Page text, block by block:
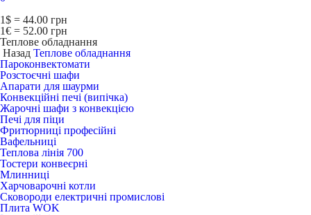
1$ = 44.00 грн
1€ = 52.00 грн
Теплове обладнання
Назад Теплове обладнання
Пароконвектомати
Розстоєчні шафи
Апарати для шаурми
Конвекційні печі (випічка)
Жарочні шафи з конвекцією
Печі для піци
Фритюрниці професійні
Вафельниці
Теплова лінія 700
Тостери конвеєрні
Млинниці
Харчоварочні котли
Сковороди електричні промислові
Плита WOK